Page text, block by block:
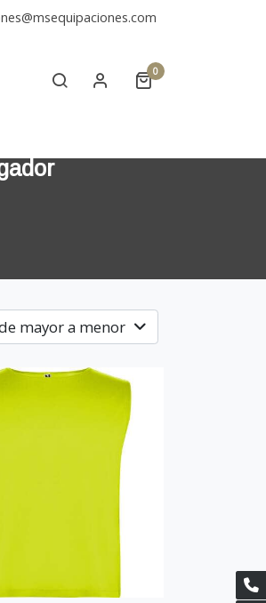
0
mayor a menor